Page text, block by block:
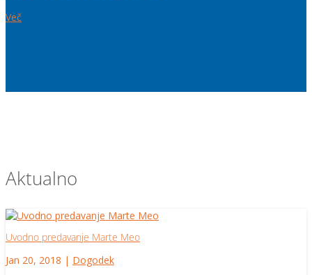
Več
Aktualno
Uvodno predavanje Marte Meo
Jan 20, 2018 | Dogodek